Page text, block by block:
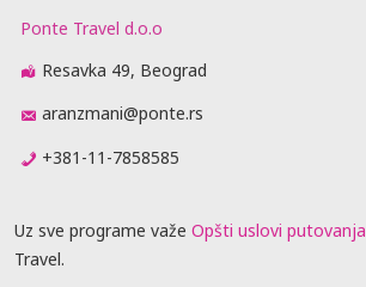
Ponte Travel d.o.o
Resavka 49, Beograd
aranzmani@ponte.rs
+381-11-7858585
Uz sve programe važe Opšti uslovi putovanja
Travel.